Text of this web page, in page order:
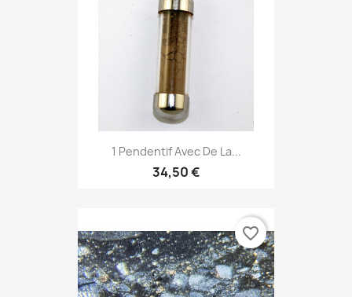
1 Pendentif Avec De La...
34,50 €
favorite_border